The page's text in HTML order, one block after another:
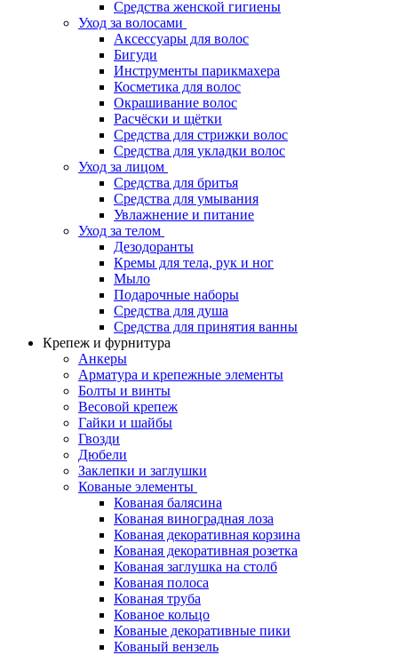
Средства женской гигиены
Уход за волосами
Аксессуары для волос
Бигуди
Инструменты парикмахера
Косметика для волос
Окрашивание волос
Расчёски и щётки
Средства для стрижки волос
Средства для укладки волос
Уход за лицом
Средства для бритья
Средства для умывания
Увлажнение и питание
Уход за телом
Дезодоранты
Кремы для тела, рук и ног
Мыло
Подарочные наборы
Средства для душа
Средства для принятия ванны
Крепеж и фурнитура
Анкеры
Арматура и крепежные элементы
Болты и винты
Весовой крепеж
Гайки и шайбы
Гвозди
Дюбели
Заклепки и заглушки
Кованые элементы
Кованая балясина
Кованая виноградная лоза
Кованая декоративная корзина
Кованая декоративная розетка
Кованая заглушка на столб
Кованая полоса
Кованая труба
Кованое кольцо
Кованые декоративные пики
Кованый вензель